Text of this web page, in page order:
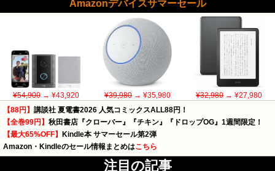
Amazonデバイスサマーセール
¥54,900→ ¥43,920 ¥39,980→ ¥35,980 ¥32,980→ ¥27,980
【88円】 講談社 夏電書2026 人気コミックスALL88円！
【全巻99円】 秋田書店『クローバー』『チキン』『ドロップOG』1週間限定！
【最大65%OFF】
Kindle本 サマーセール第2弾
Amazon・Kindleのセール情報まとめはこちら
注目の記事